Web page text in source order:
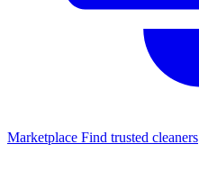
Marketplace Find trusted cleaners